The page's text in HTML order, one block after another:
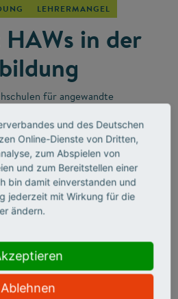
LEHRERMANGEL
in der
für angewandte
wurde in der „StreitBAR“
des Stifterverbandes–
und des Deutschen
Online-Dienste von Dritten,
zum Abspielen von
und zum Bereitstellen einer
bin damit einverstanden und
jederzeit mit Wirkung für die
ändern.
Ablehnen